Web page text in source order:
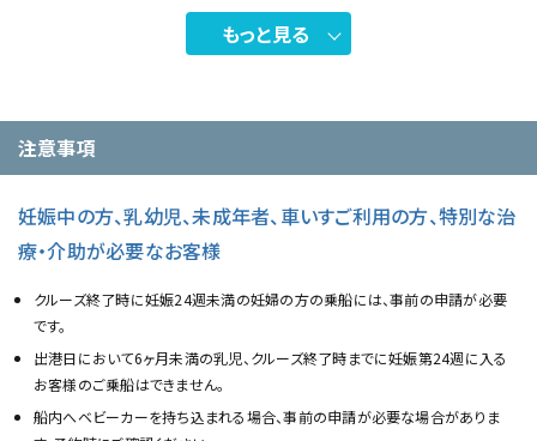
もっと見る
注意事項
妊娠中の方、乳幼児、未成年者、車いすご利用の方、特別な治
療・介助が必要なお客様
クルーズ終了時に妊娠24週未満の妊婦の方の乗船には、事前の申請が必要
です。
出港日において6ヶ月未満の乳児、クルーズ終了時までに妊娠第24週に入る
お客様のご乗船はできません。
船内へベビーカーを持ち込まれる場合、事前の申請が必要な場合がありま